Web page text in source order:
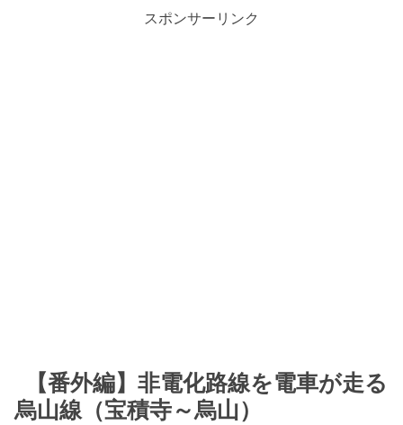
スポンサーリンク
【番外編】非電化路線を電車が走る
烏山線（宝積寺～烏山）